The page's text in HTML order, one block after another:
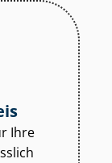
Ihre